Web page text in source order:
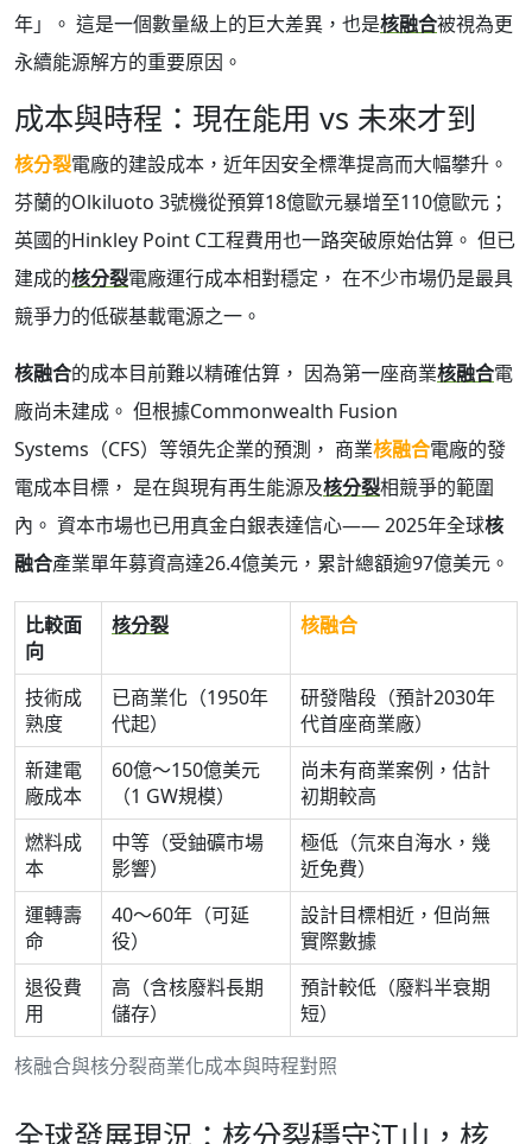
年」。 這是一個數量級上的巨大差異，也是核融合被視為更
永續能源解方的重要原因。
成本與時程：現在能用 vs 未來才到
核分裂電廠的建設成本，近年因安全標準提高而大幅攀升。
芬蘭的Olkiluoto 3號機從預算18億歐元暴增至110億歐元；
英國的Hinkley Point C工程費用也一路突破原始估算。 但已
建成的核分裂電廠運行成本相對穩定， 在不少市場仍是最具
競爭力的低碳基載電源之一。
核融合的成本目前難以精確估算， 因為第一座商業核融合電
廠尚未建成。 但根據Commonwealth Fusion
Systems（CFS）等領先企業的預測， 商業核融合電廠的發
電成本目標， 是在與現有再生能源及核分裂相競爭的範圍
內。 資本市場也已用真金白銀表達信心—— 2025年全球核
融合產業單年募資高達26.4億美元，累計總額逾97億美元。
核融合與核分裂商業化成本與時程對照
比較面
向
核分裂 核融合
技術成
熟度
已商業化（1950年
代起）
研發階段（預計2030年
代首座商業廠）
新建電
廠成本
60億～150億美元
（1 GW規模）
尚未有商業案例，估計
初期較高
燃料成
本
中等（受鈾礦市場
影響）
極低（氘來自海水，幾
近免費）
運轉壽
命
40～60年（可延
役）
設計目標相近，但尚無
實際數據
退役費
用
高（含核廢料長期
儲存）
預計較低（廢料半衰期
短）
全球發展現況：核分裂穩守江山，核